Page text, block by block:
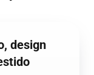
design